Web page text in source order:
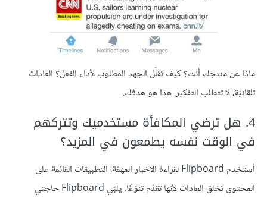
ماذا عن منتجك أنت؟ كيف تقلّل الجهد المطلوب لأداء الفعل؟ العادات
تلقائيّة، لا تتطلب التفكير. هذا هو هدفك.
4. هل ترضي المكافأة مستخدميك وتتركهم
في الوقت نفسه يطمعون في المزيد؟
أستخدم Flipboard لقراءة الأخبار المهمّة. التطبيقات القائمة على
المحتوى تخلق العادات لأنها تقدّم تنوّعًا. يلبّي Flipboard حاجتي